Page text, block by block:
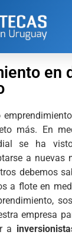
en
más. En
se ha
a nuevas
debemos
a flote en
empresa
a